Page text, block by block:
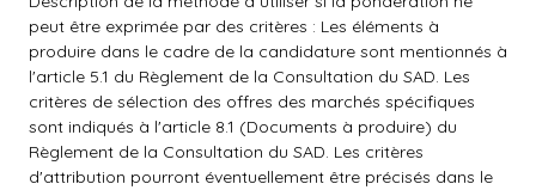
peut être exprimée par des critères : Les éléments à
produire dans le cadre de la candidature sont mentionnés à
l'article 5.1 du Règlement de la Consultation du SAD. Les
critères de sélection des offres des marchés spécifiques
sont indiqués à l'article 8.1 (Documents à produire) du
Règlement de la Consultation du SAD. Les critères
d'attribution pourront éventuellement être précisés dans le